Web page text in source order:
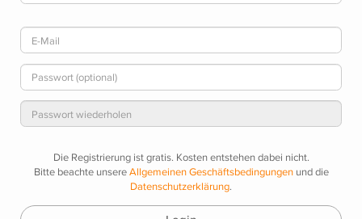
Die Registrierung ist gratis. Kosten entstehen dabei nicht.
Bitte beachte unsereAllgemeinen Geschäftsbedingungenund die
Datenschutzerklärung.